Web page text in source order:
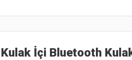
İçi Bluetooth